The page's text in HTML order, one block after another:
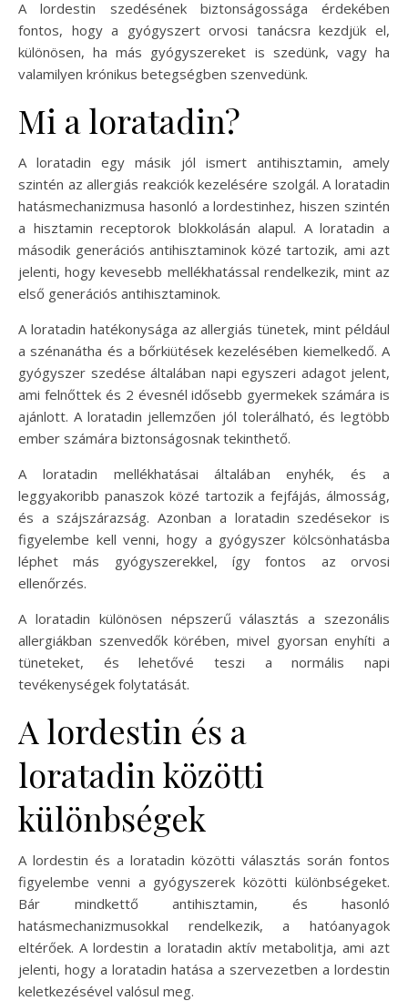
A lordestin szedésének biztonságossága érdekében
fontos, hogy a gyógyszert orvosi tanácsra kezdjük el,
különösen, ha más gyógyszereket is szedünk, vagy ha
valamilyen krónikus betegségben szenvedünk.
Mi a loratadin?
A loratadin egy másik jól ismert antihisztamin, amely
szintén az allergiás reakciók kezelésére szolgál. A loratadin
hatásmechanizmusa hasonló a lordestinhez, hiszen szintén
a hisztamin receptorok blokkolásán alapul. A loratadin a
második generációs antihisztaminok közé tartozik, ami azt
jelenti, hogy kevesebb mellékhatással rendelkezik, mint az
első generációs antihisztaminok.
A loratadin hatékonysága az allergiás tünetek, mint például
a szénanátha és a bőrkiütések kezelésében kiemelkedő. A
gyógyszer szedése általában napi egyszeri adagot jelent,
ami felnőttek és 2 évesnél idősebb gyermekek számára is
ajánlott. A loratadin jellemzően jól tolerálható, és legtöbb
ember számára biztonságosnak tekinthető.
A loratadin mellékhatásai általában enyhék, és a
leggyakoribb panaszok közé tartozik a fejfájás, álmosság,
és a szájszárazság. Azonban a loratadin szedésekor is
figyelembe kell venni, hogy a gyógyszer kölcsönhatásba
léphet más gyógyszerekkel, így fontos az orvosi
ellenőrzés.
A loratadin különösen népszerű választás a szezonális
allergiákban szenvedők körében, mivel gyorsan enyhíti a
tüneteket, és lehetővé teszi a normális napi
tevékenységek folytatását.
A lordestin és a
loratadin közötti
különbségek
A lordestin és a loratadin közötti választás során fontos
figyelembe venni a gyógyszerek közötti különbségeket.
Bár mindkettő antihisztamin, és hasonló
hatásmechanizmusokkal rendelkezik, a hatóanyagok
eltérőek. A lordestin a loratadin aktív metabolitja, ami azt
jelenti, hogy a loratadin hatása a szervezetben a lordestin
keletkezésével valósul meg.